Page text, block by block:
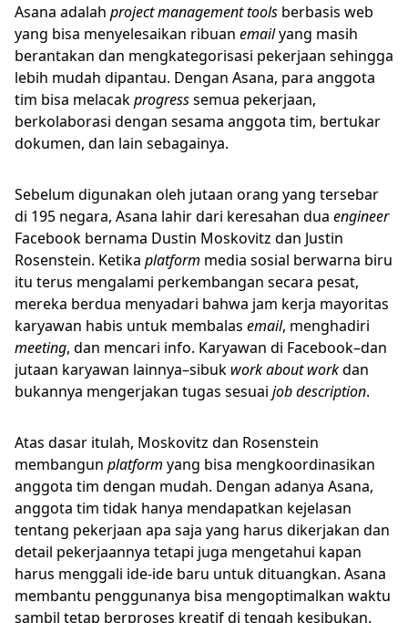
Asana adalah project management tools berbasis web
yang bisa menyelesaikan ribuan emailyang masih
berantakan dan mengkategorisasi pekerjaan sehingga
lebih mudah dipantau. Dengan Asana, para anggota
tim bisa melacakprogresssemua pekerjaan,
berkolaborasi dengan sesama anggota tim, bertukar
dokumen, dan lain sebagainya.
Sebelum digunakan oleh jutaan orang yang tersebar
di 195 negara, Asana lahir dari keresahan dua engineer
Facebook bernama Dustin Moskovitz dan Justin
Rosenstein. Ketika platform media sosial berwarna biru
itu terus mengalami perkembangan secara pesat,
mereka berdua menyadari bahwa jam kerja mayoritas
karyawan habis untuk membalas email, menghadiri
meeting, dan mencari info. Karyawan di Facebook–dan
jutaan karyawan lainnya–sibuk work about workdan
bukannya mengerjakan tugas sesuai job description.
Atas dasar itulah, Moskovitz dan Rosenstein
membangun platform yang bisa mengkoordinasikan
anggota tim dengan mudah. Dengan adanya Asana,
anggota tim tidak hanya mendapatkan kejelasan
tentang pekerjaan apa saja yang harus dikerjakan dan
detail pekerjaannya tetapi juga mengetahui kapan
harus menggali ide-ide baru untuk dituangkan. Asana
membantu penggunanya bisa mengoptimalkan waktu
sambil tetap berproses kreatif di tengah kesibukan.